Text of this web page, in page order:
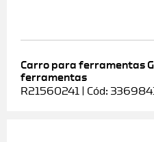
Carro para ferramentas
ferramentas
R21560241 | Cód: